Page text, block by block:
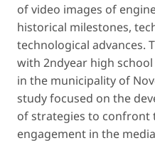
of video images of
historical milestones,
technological advances.
with 2ndyear high
in the municipality of
study focused on the
of strategies to confront
engagement in the